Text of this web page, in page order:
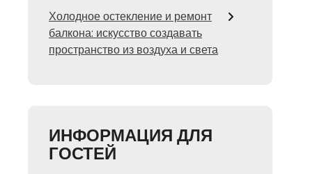
Холодное остекление и ремонт
балкона: искусство создавать
пространство из воздуха и света
ИНФОРМАЦИЯ ДЛЯ
ГОСТЕЙ